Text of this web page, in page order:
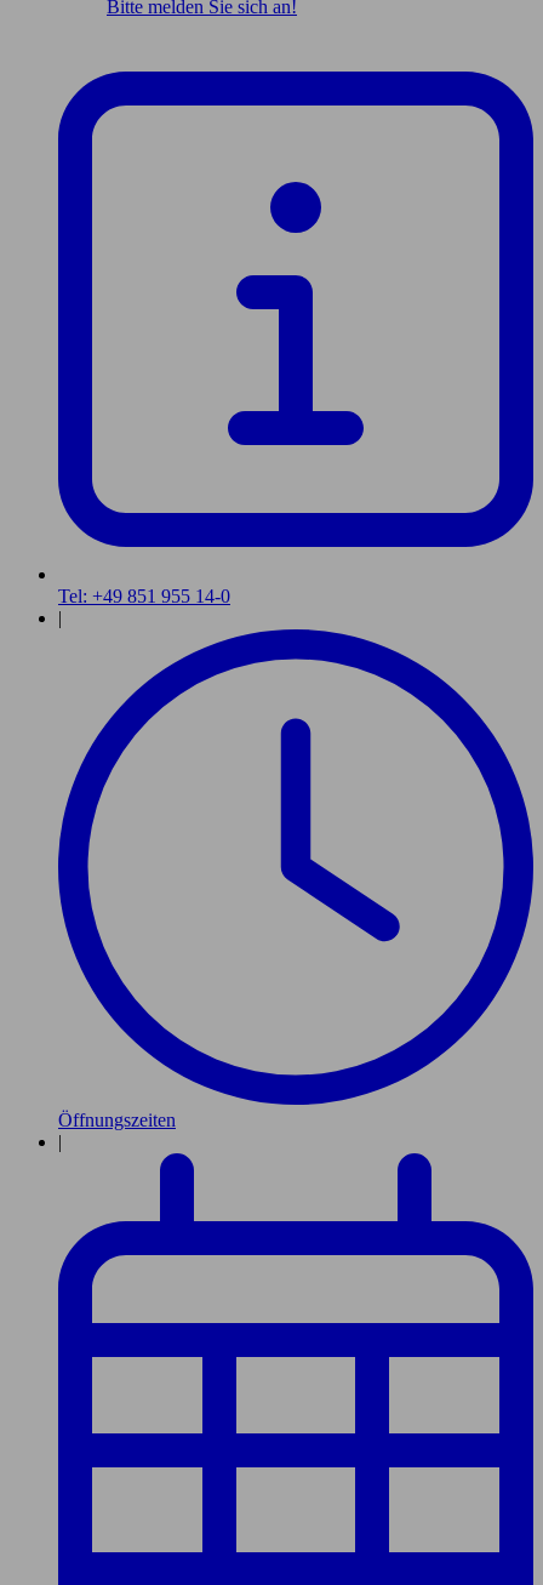
Bitte melden Sie sich an!
Tel: +49 851 955 14-0
|
Öffnungszeiten
|